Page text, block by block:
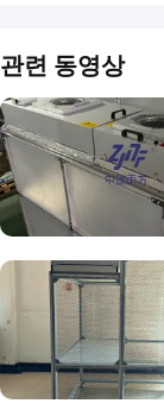
관련 동영상